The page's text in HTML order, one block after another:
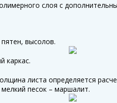
слоя с
высолов.
каркас.
листа определяется
песок – маршалит.